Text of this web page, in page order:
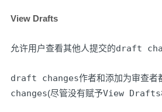
View Drafts
允许用户查看其他人提交的draft
draft changes作者和添加为审查者
changes(尽管没有赋予View Drafts